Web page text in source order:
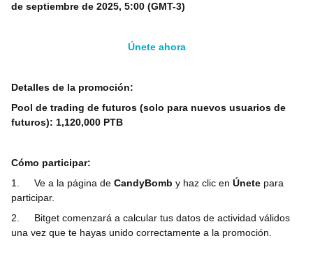
de septiembre de 2025, 5:00 (GMT-3)
Únete ahora
Detalles de la promoción:
Pool de trading de futuros (solo para nuevos usuarios de
futuros): 1,120,000 PTB
Cómo participar:
1.
Ve a la página de CandyBomb y haz clic en Únete para
participar.
2.
Bitget comenzará a calcular tus datos de actividad válidos
una vez que te hayas unido correctamente a la promoción.